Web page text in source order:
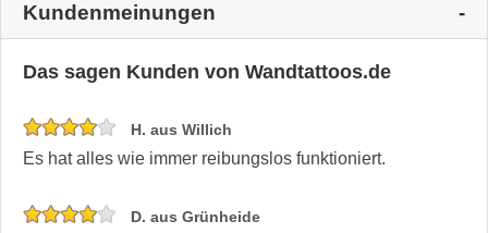
Kundenmeinungen
Das sagen Kunden von Wandtattoos.de
H. aus Willich
Es hat alles wie immer reibungslos funktioniert.
D. aus Grünheide